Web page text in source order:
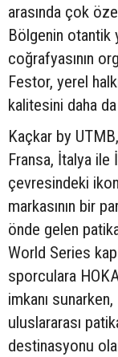
arasında çok
Bölgenin otantik
coğrafyasının
Festor, yerel
kalitesini daha da
Kaçkar by
Fransa, İtalya ile
çevresindeki
markasının bir
önde gelen
World Series
sporculara
imkanı sunarken,
uluslararası
destinasyonu